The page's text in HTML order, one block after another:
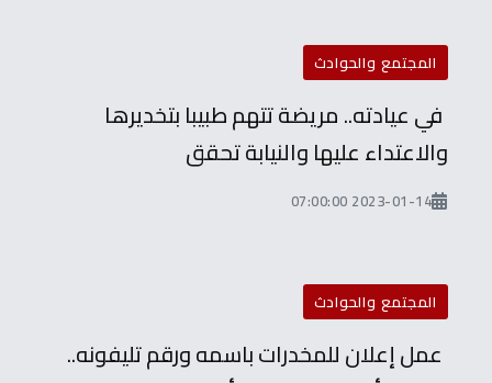
المجتمع والحوادث
في عيادته.. مريضة تتهم طبيبا بتخديرها
والاعتداء عليها والنيابة تحقق
2023-01-14 07:00:00
المجتمع والحوادث
عمل إعلان للمخدرات باسمه ورقم تليفونه..